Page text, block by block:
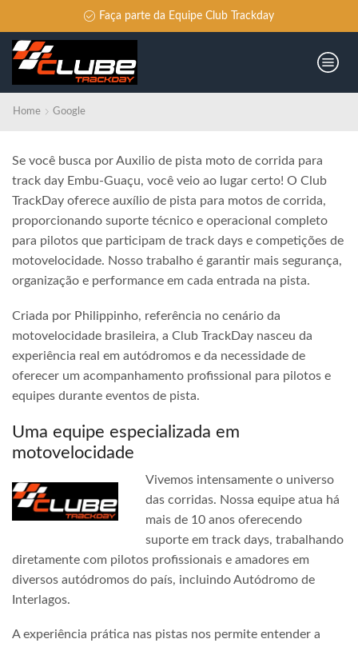
Faça parte da Equipe Club Trackday
Home Google
Se você busca por Auxilio de pista moto de corrida para
track day Embu-Guaçu, você veio ao lugar certo! O Club
TrackDay oferece auxílio de pista para motos de corrida,
proporcionando suporte técnico e operacional completo
para pilotos que participam de track days e competições de
motovelocidade. Nosso trabalho é garantir mais segurança,
organização e performance em cada entrada na pista.
Criada por Philippinho, referência no cenário da
motovelocidade brasileira, a Club TrackDay nasceu da
experiência real em autódromos e da necessidade de
oferecer um acompanhamento profissional para pilotos e
equipes durante eventos de pista.
Uma equipe especializada em
motovelocidade
Vivemos intensamente o universo
das corridas. Nossa equipe atua há
mais de 10 anos oferecendo
suporte em track days, trabalhando
diretamente com pilotos profissionais e amadores em
diversos autódromos do país, incluindo Autódromo de
Interlagos.
A experiência prática nas pistas nos permite entender a